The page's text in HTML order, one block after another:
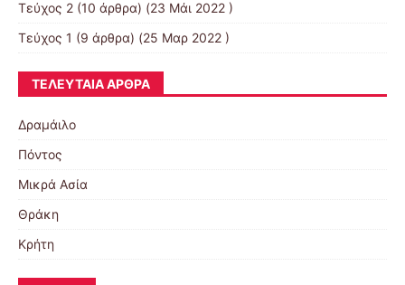
Τεύχος 2 (10 άρθρα) (23 Μάι 2022 )
Τεύχος 1 (9 άρθρα) (25 Μαρ 2022 )
ΤΕΛΕΥΤΑΊΑ ΆΡΘΡΑ
Δραμάιλο
Πόντος
Μικρά Ασία
Θράκη
Κρήτη